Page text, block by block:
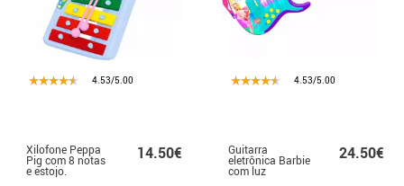
4.53/5.00
Xilofone Peppa
Pig com 8 notas
e estojo.
14.50€
4.53/5.00
Guitarra
eletrônica Barbie
com luz
24.50€